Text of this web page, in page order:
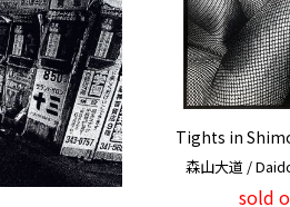
Tights in
森山大道 /
sold